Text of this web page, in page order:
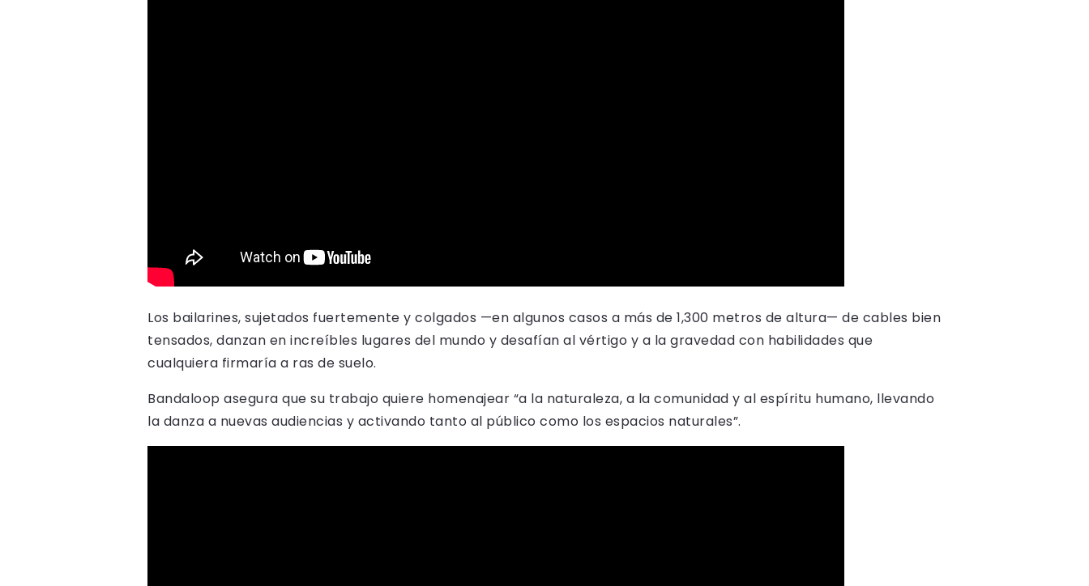
Los bailarines, sujetados fuertemente y colgados —en algunos casos a más de 1,300 metros de altura— de cables bien
tensados, danzan en increíbles lugares del mundo y desafían al vértigo y a la gravedad con habilidades que
cualquiera firmaría a ras de suelo.
Bandaloop asegura que su trabajo quiere homenajear “a la naturaleza, a la comunidad y al espíritu humano, llevando
la danza a nuevas audiencias y activando tanto al público como los espacios naturales”.